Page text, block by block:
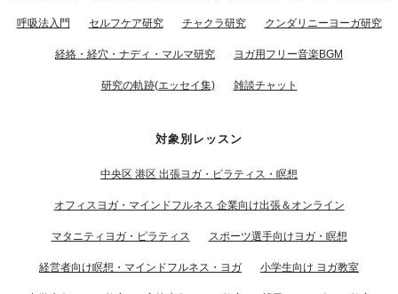
呼吸法入門 セルフケア研究 チャクラ研究 クンダリニーヨーガ研究
経絡・経穴・ナディ・マルマ研究 ヨガ用フリー音楽BGM
研究の軌跡(エッセイ集) 雑談チャット
対象別レッスン
中央区 港区 出張ヨガ・ピラティス・瞑想
オフィスヨガ・マインドフルネス 企業向け出張＆オンライン
マタニティヨガ・ピラティス スポーツ選手向けヨガ・瞑想
経営者向け瞑想・マインドフルネス・ヨガ 小学生向け ヨガ教室